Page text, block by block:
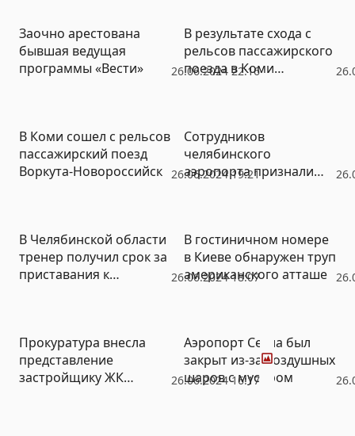
26.06.2024 22:16
Заочно арестована
бывшая ведущая
программы «Вести»
В результате схода с
рельсов пассажирского
поезда в Коми
26.06.2024 19:21
В Коми сошел с рельсов
пассажирский поезд
Воркута-Новороссийск
Сотрудников
челябинского
аэропорта признали
26.06.2024 18:07
В Челябинской области
тренер получил срок за
приставания к
В гостиничном номере
в Киеве обнаружен труп
американского атташе
26.06.2024 16:17
Прокуратура внесла
представление
застройщику ЖК
Фото
Аэропорт Сеула был
закрыт из-за воздушных
шаров с мусором